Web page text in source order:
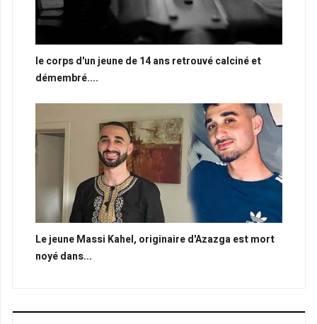
le corps d'un jeune de 14 ans retrouvé calciné et
démembré....
Le jeune Massi Kahel, originaire d'Azazga est mort
noyé dans...